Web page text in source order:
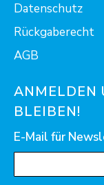
Datenschutz
Rückgaberecht
AGB
ANMELDEN
BLEIBEN!
E-Mail für